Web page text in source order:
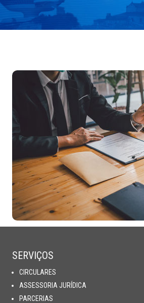
SERVIÇOS
CIRCULARES
ASSESSORIA JURÍDICA
PARCERIAS